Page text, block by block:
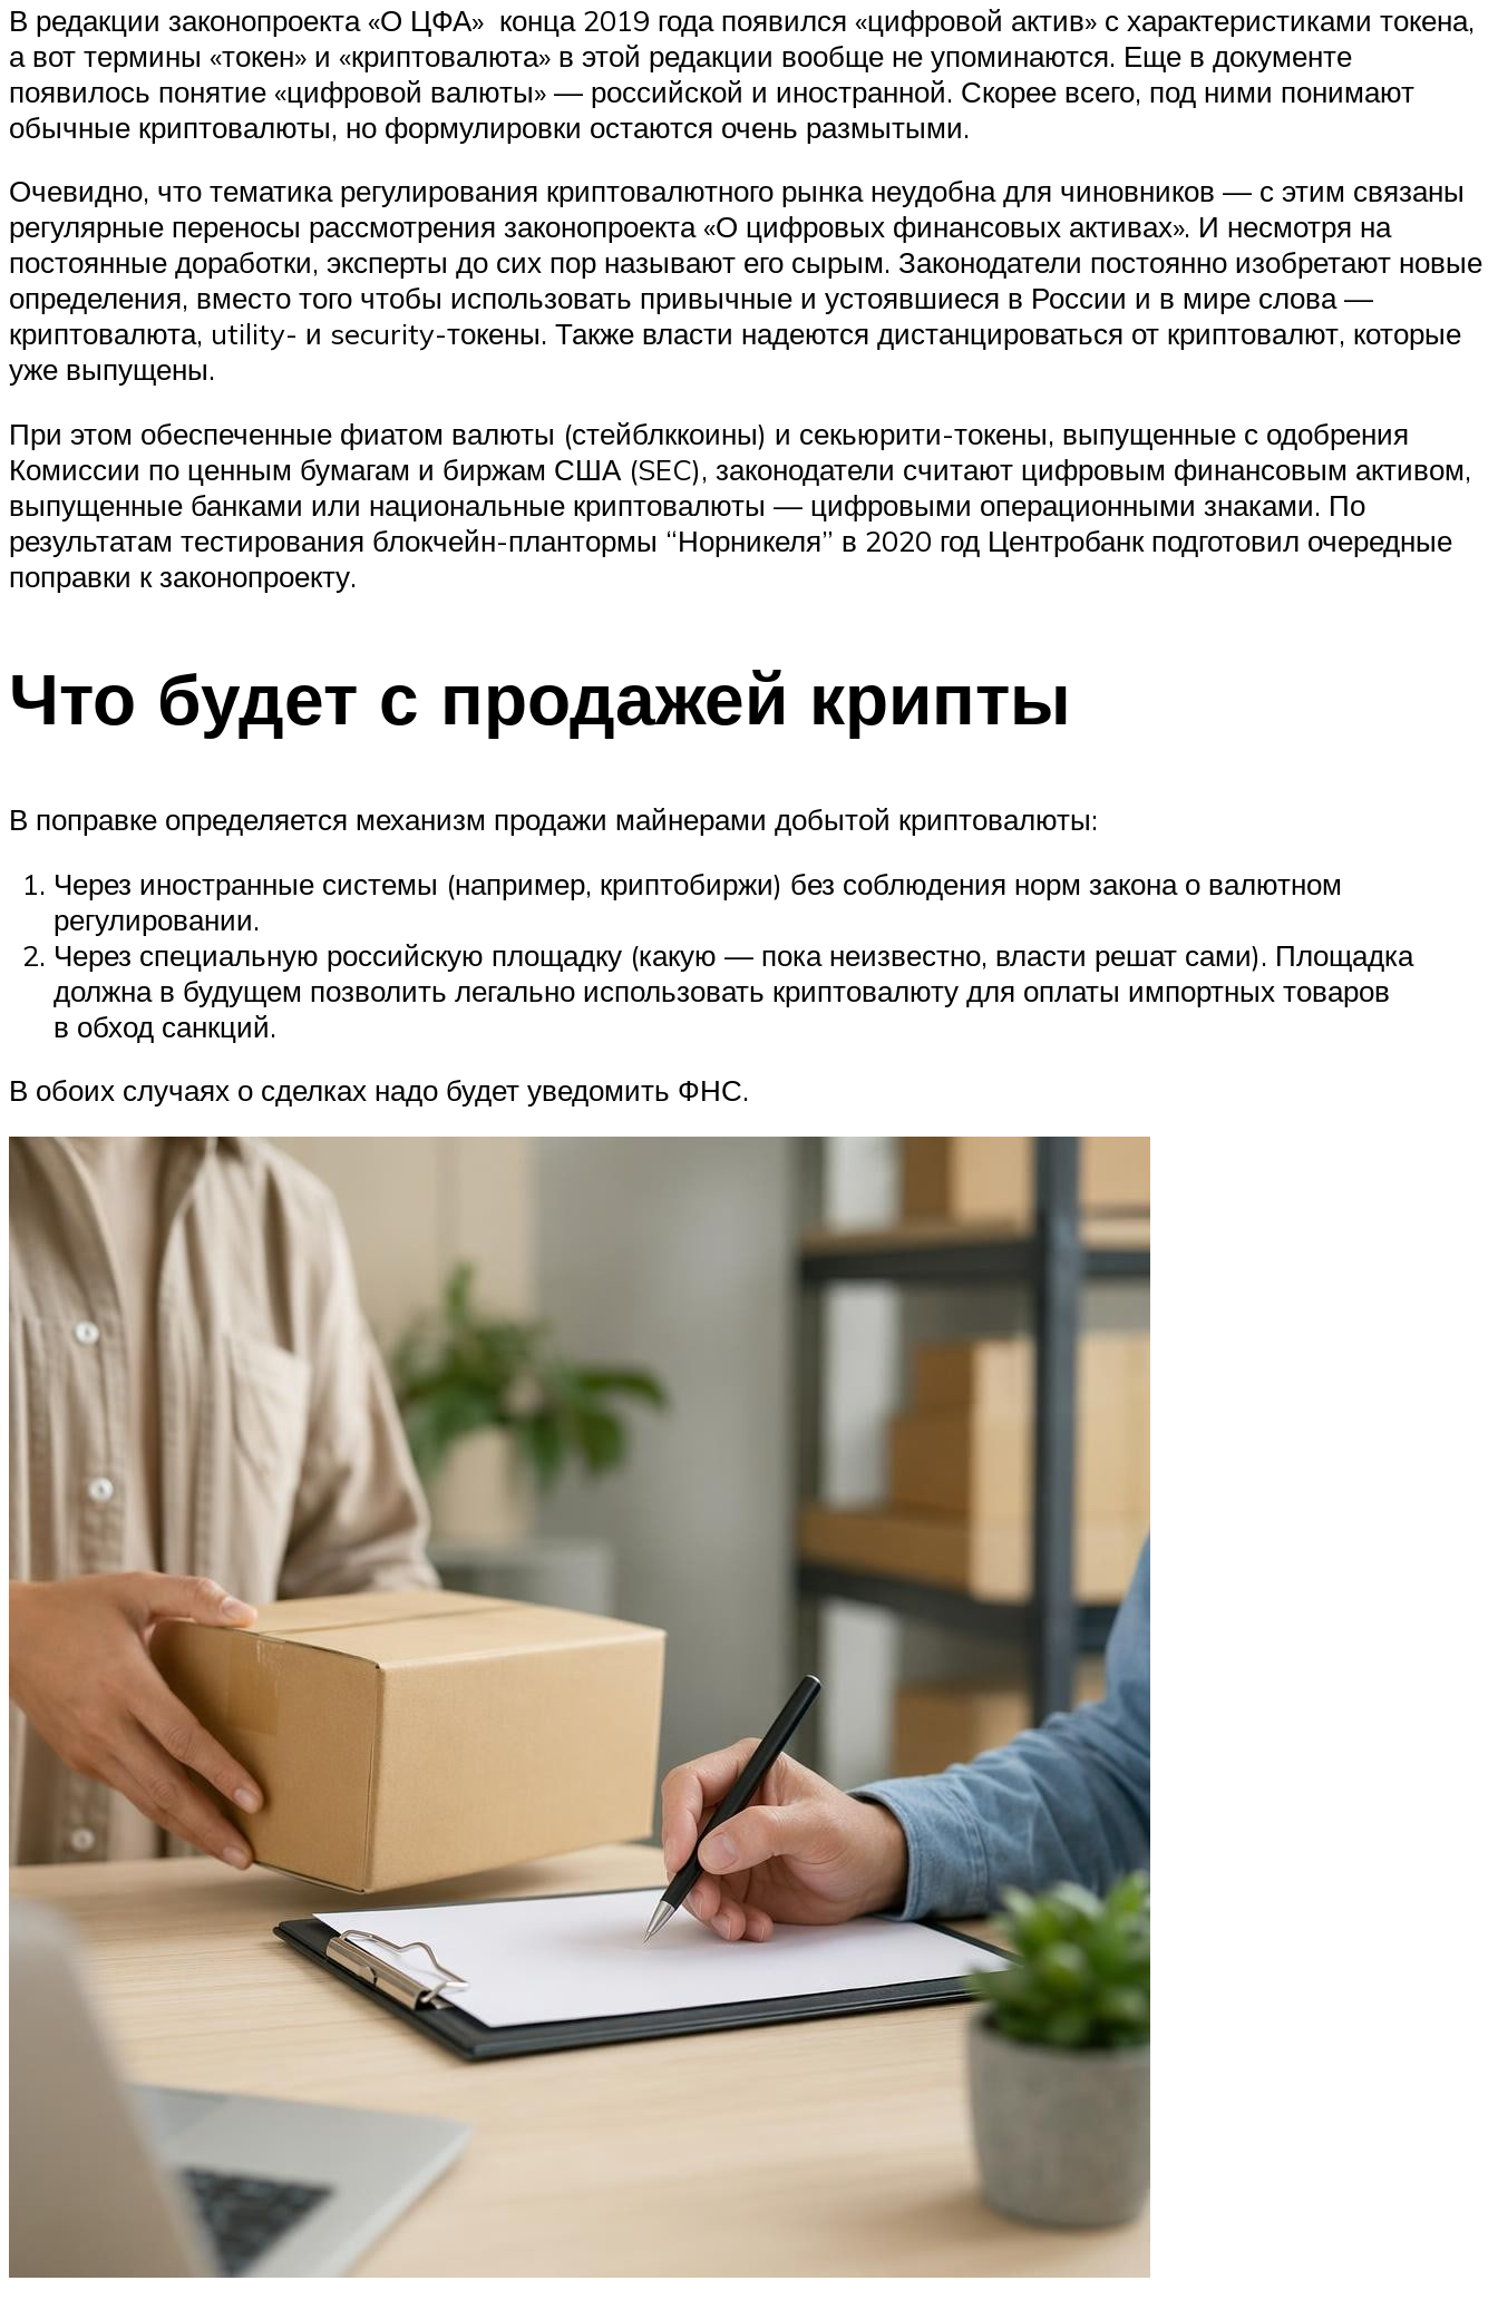
В редакции законопроекта «О ЦФА» конца 2019 года появился «цифровой актив» с характеристиками токена,
а вот термины «токен» и «криптовалюта» в этой редакции вообще не упоминаются. Еще в документе
появилось понятие «цифровой валюты» — российской и иностранной. Скорее всего, под ними понимают
обычные криптовалюты, но формулировки остаются очень размытыми.
Очевидно, что тематика регулирования криптовалютного рынка неудобна для чиновников — с этим связаны
регулярные переносы рассмотрения законопроекта «О цифровых финансовых активах». И несмотря на
постоянные доработки, эксперты до сих пор называют его сырым. Законодатели постоянно изобретают новые
определения, вместо того чтобы использовать привычные и устоявшиеся в России и в мире слова —
криптовалюта, utility- и security-токены. Также власти надеются дистанцироваться от криптовалют, которые
уже выпущены.
При этом обеспеченные фиатом валюты (стейблккоины) и секьюрити-токены, выпущенные с одобрения
Комиссии по ценным бумагам и биржам США (SEC), законодатели считают цифровым финансовым активом,
выпущенные банками или национальные криптовалюты — цифровыми операционными знаками. По
результатам тестирования блокчейн-плантормы “Норникеля” в 2020 год Центробанк подготовил очередные
поправки к законопроекту.
Что будет с продажей крипты
В поправке определяется механизм продажи майнерами добытой криптовалюты:
Через иностранные системы (например, криптобиржи) без соблюдения норм закона о валютном
регулировании.
Через специальную российскую площадку (какую — пока неизвестно, власти решат сами). Площадка
должна в будущем позволить легально использовать криптовалюту для оплаты импортных товаров
в обход санкций.
В обоих случаях о сделках надо будет уведомить ФНС.